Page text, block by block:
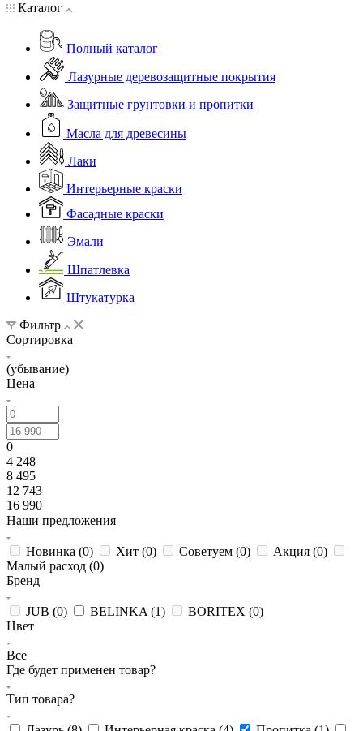
Каталог
Полный каталог
Лазурные деревозащитные покрытия
Защитные грунтовки и пропитки
Масла для древесины
Лаки
Интерьерные краски
Фасадные краски
Эмали
Шпатлевка
Штукатурка
Фильтр
Сортировка
(убывание)
Цена
0
4 248
8 495
12 743
16 990
Наши предложения
Новинка (0) Хит (0) Советуем (0) Акция (0)
Малый расход (0)
Бренд
JUB (0) BELINKA (1) BORITEX (0)
Цвет
Все
Где будет применен товар?
Тип товара?